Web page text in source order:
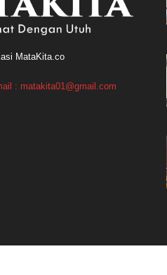
: matakita01@gmail.com